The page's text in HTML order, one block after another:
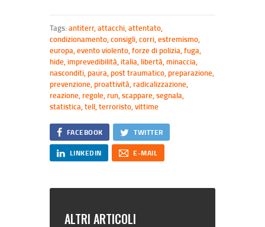
Tags:antiterr, attacchi attentato
condizionamento consigli corri estremismo
europa evento violento forze di polizia fuga
hide imprevedibilità italia libertà minaccia
nasconditi paura post traumatico preparazione
prevenzione proattività radicalizzazione
reazione regole run scappare segnala
statistica tell terroristo vittime
FACEBOOK TWITTER
LINKEDIN E-MAIL
ALTRI ARTICOLI